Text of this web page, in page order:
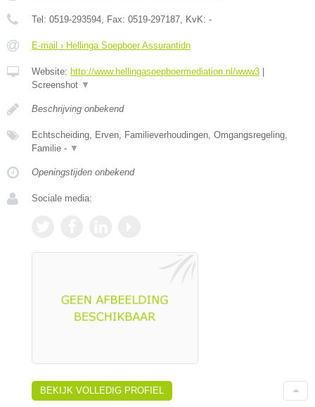
Tel: 0519-293594, Fax: 0519-297187, KvK: -
E-mail › Hellinga Soepboer Assurantidn
Website: http://www.hellingasoepboermediation.nl/www3
Screenshot ▼
Beschrijving onbekend
Echtscheiding, Erven, Familieverhoudingen, Omgangsregeling,
Familie - ▼
Openingstijden onbekend
Sociale media:
BEKIJK VOLLEDIG PROFIEL